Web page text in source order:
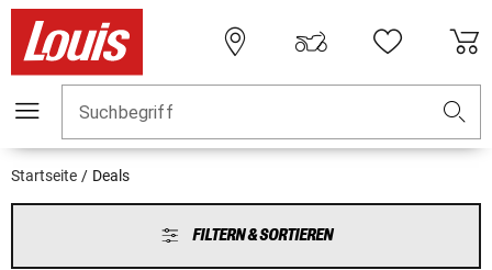
Suchbegriff
Startseite Deals
FILTERN & SORTIEREN